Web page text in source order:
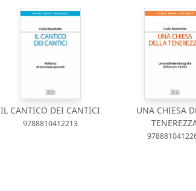
IL CANTICO DEI CANTICI
9788810412213
UNA CHIESA